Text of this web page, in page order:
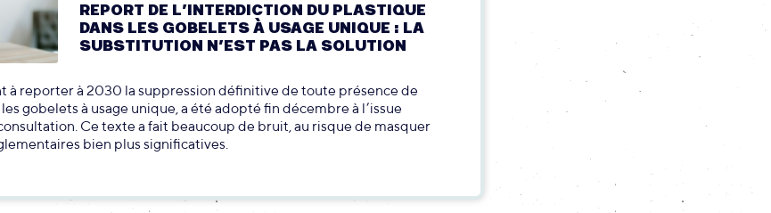
REPORT DE L’INTERDICTION DU PLASTIQUE
DANS LES GOBELETS À USAGE UNIQUE : LA
SUBSTITUTION N’EST PAS LA SOLUTION
à reporter à 2030 la suppression définitive de toute présence de
gobelets à usage unique, a été adopté fin décembre à l’issue
Ce texte a fait beaucoup de bruit, au risque de masquer
bien plus significatives.